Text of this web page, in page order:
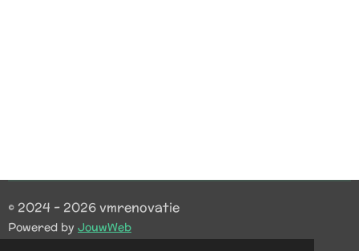
© 2024 - 2026 vmrenovatie
Powered by JouwWeb